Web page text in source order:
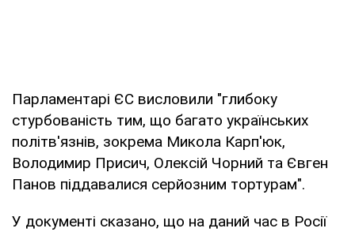
Парламентарі ЄС висловили "глибоку
стурбованість тим, що багато українських
політв'язнів, зокрема Микола Карп'юк,
Володимир Присич, Олексій Чорний та Євген
Панов піддавалися серйозним тортурам".
У документі сказано, що на даний час в Росії